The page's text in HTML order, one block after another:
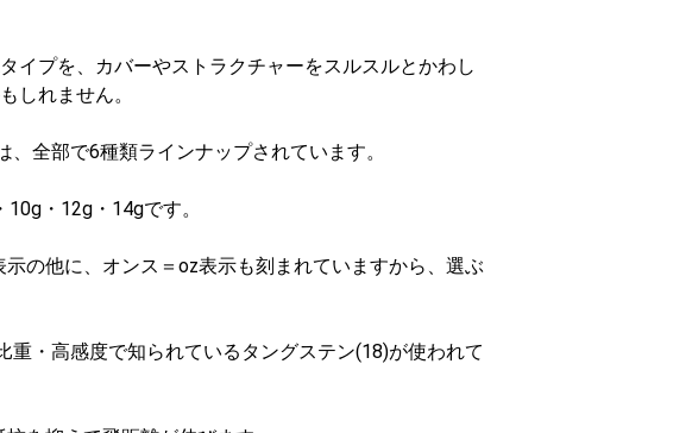
イプを、カバーやストラクチャーをスルスルとかわし
しれません。
全部で6種類ラインナップされています。
・12g・14gです。
の他に、オンス＝oz表示も刻まれていますから、選ぶ
重・高感度で知られているタングステン(18)が使われて